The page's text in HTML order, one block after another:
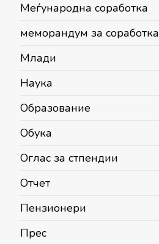
Меѓународна соработка
меморандум за соработка
Млади
Наука
Образование
Обука
Оглас за стпендии
Отчет
Пензионери
Прес